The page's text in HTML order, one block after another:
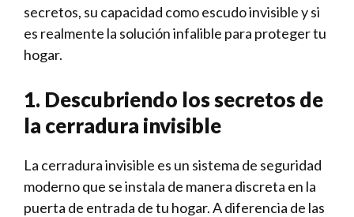
secretos, su capacidad como escudo invisible y si
es realmente​ la solución infalible para proteger tu
hogar.
1. Descubriendo​ los secretos de
la cerradura invisible
La cerradura invisible es un ⁢sistema de seguridad
moderno‍ que se instala de manera‌ discreta en la
puerta de ⁢entrada de tu hogar. A ​diferencia de las‍